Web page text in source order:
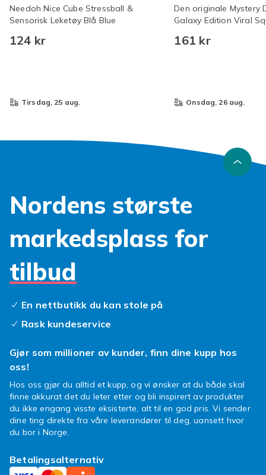
Needoh Nice Cube Stressball &
Sensorisk Leketøy Blå Blue
124 kr
tirsdag, 25 aug.
Den originale Mystery
Galaxy Edition Viral
161 kr
onsdag, 26 aug.
Nordens største
markedsplass for
tilbud
En nettbutikk du kan stole på
Rask kundeservice
Gjør som millioner av kunder, finn dine kupp hos
oss!
Hos oss gjør du alltid et kupp, og vi ønsker at du både skal
finne akkurat det du leter etter og bli inspirert av produkter
du ikke engang visste eksisterte, alt til en god pris. Vi sender
dine ting direkte fra våre leverandører til deg, uansett hvor
du bor i Norge.
Betalingsalternativ